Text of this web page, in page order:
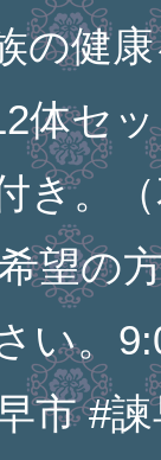
の健
体セ
き。
望の
い。
市 #